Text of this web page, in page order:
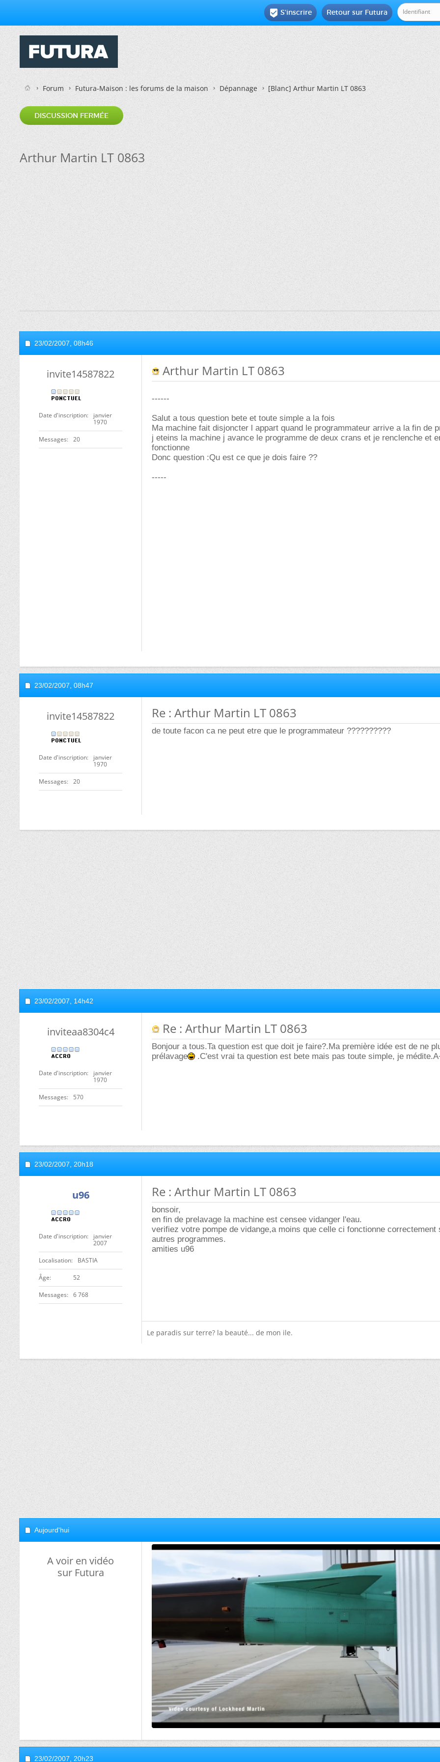
Retour sur Futura
 S'inscrire
Forum Futura-Maison : les forums de la maison Dépannage [Blanc]Arthur Martin LT 0863
DISCUSSION FERMÉE
Arthur Martin LT 0863
23/02/2007, 08h46
invite14587822
Date d'inscription
janvier
1970
Messages 20
Arthur Martin LT 0863
------
Salut a tous question bete et toute simple a la fois
Ma machine fait disjoncter l appart quand le programmateur arrive a la fin de
j eteins la machine j avance le programme de deux crans et je renclenche et
fonctionne
Donc question :Qu est ce que je dois faire ??
-----
23/02/2007, 08h47
invite14587822
Date d'inscription
janvier
1970
Messages 20
Re : Arthur Martin LT 0863
de toute facon ca ne peut etre que le programmateur ??????????
23/02/2007, 14h42
inviteaa8304c4
Date d'inscription
janvier
1970
Messages 570
Re : Arthur Martin LT 0863
Bonjour a tous.Ta question est que doit je faire?.Ma première idée est de ne
prélavage
.C'est vrai ta question est bete mais pas toute simple, je
23/02/2007, 20h18
u96
Date d'inscription
janvier
2007
Localisation BASTIA
ge 52
Messages 6 768
Re : Arthur Martin LT 0863
bonsoir,
en fin de prelavage la machine est censee vidanger l'eau.
verifiez votre pompe de vidange,a moins que celle ci fonctionne correctement
autres programmes.
amities u96
Le paradis sur terre? la beauté... de mon ile.
Aujourd'hui
A voir en vidéo
sur Futura
23/02/2007, 20h23